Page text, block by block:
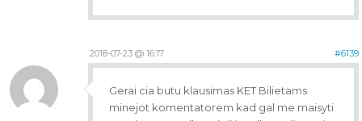
2018-07-23 @ 16:17 #6139
Gerai cia butu klausimas KET Bilietams
minejot komentatorem kad gal me maisyti